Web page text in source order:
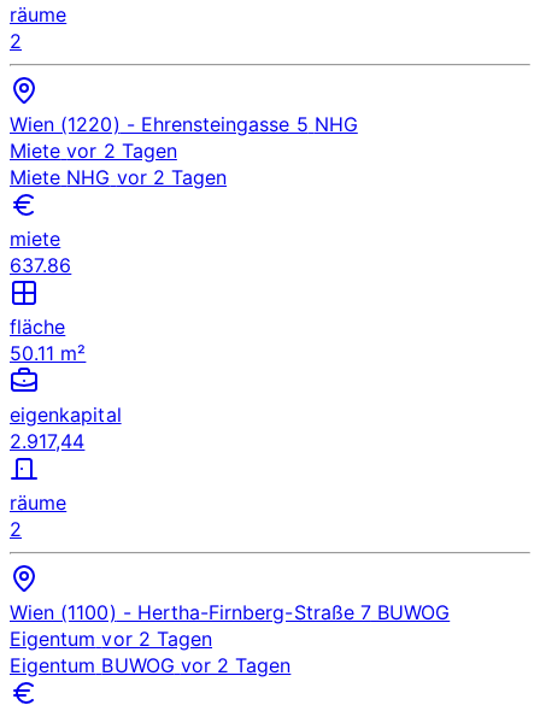
räume
2
Wien (1220) - Ehrensteingasse 5 NHG
Miete vor 2 Tagen
Miete NHG vor 2 Tagen
miete
637.86
fläche
50.11 m²
eigenkapital
2.917,44
räume
2
Wien (1100) - Hertha-Firnberg-Straße 7 BUWOG
Eigentum vor 2 Tagen
Eigentum BUWOG vor 2 Tagen